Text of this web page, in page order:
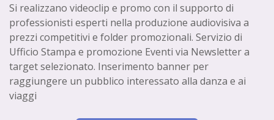
Si realizzano videoclip e promo con il supporto di
professionisti esperti nella produzione audiovisiva a
prezzi competitivi e folder promozionali. Servizio di
Ufficio Stampa e promozione Eventi via Newsletter a
target selezionato. Inserimento banner per
raggiungere un pubblico interessato alla danza e ai
viaggi